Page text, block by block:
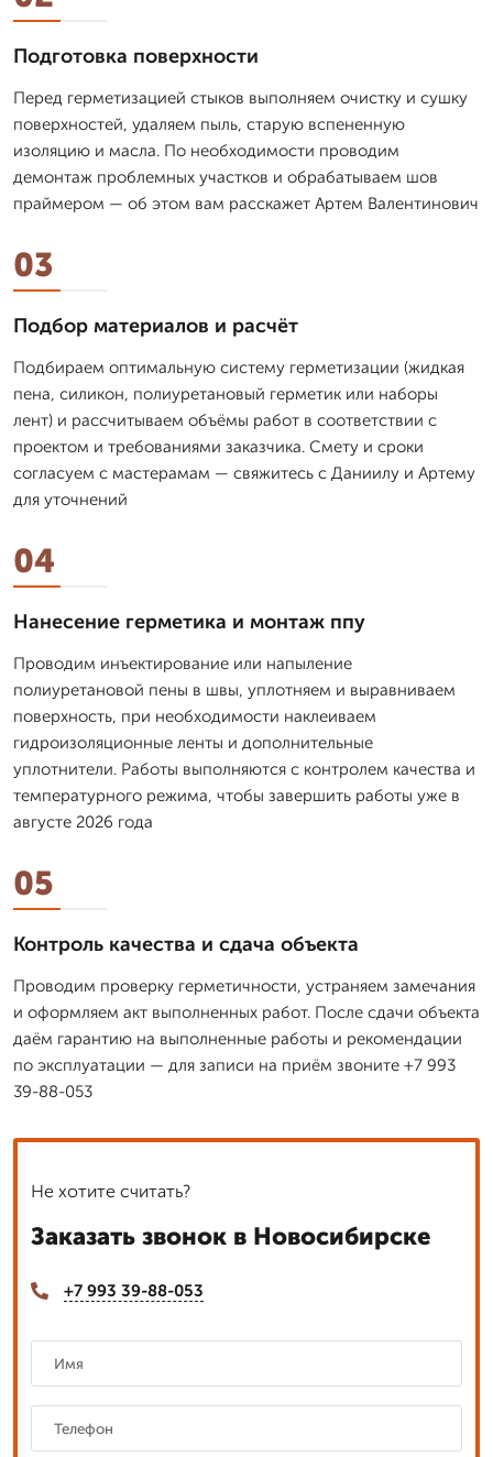
Подготовка поверхности
Перед герметизацией стыков выполняем очистку и сушку
поверхностей, удаляем пыль, старую вспененную
изоляцию и масла. По необходимости проводим
демонтаж проблемных участков и обрабатываем шов
праймером — об этом вам расскажет Артем Валентинович
03
Подбор материалов и расчёт
Подбираем оптимальную систему герметизации (жидкая
пена, силикон, полиуретановый герметик или наборы
лент) и рассчитываем объёмы работ в соответствии с
проектом и требованиями заказчика. Смету и сроки
согласуем с мастерамам — свяжитесь с Даниилу и Артему
для уточнений
04
Нанесение герметика и монтаж ппу
Проводим инъектирование или напыление
полиуретановой пены в швы, уплотняем и выравниваем
поверхность, при необходимости наклеиваем
гидроизоляционные ленты и дополнительные
уплотнители. Работы выполняются с контролем качества и
температурного режима, чтобы завершить работы уже в
августе 2026 года
05
Контроль качества и сдача объекта
Проводим проверку герметичности, устраняем замечания
и оформляем акт выполненных работ. После сдачи объекта
даём гарантию на выполненные работы и рекомендации
по эксплуатации — для записи на приём звоните +7 993
39-88-053
Не хотите считать?
Заказать звонок в Новосибирске
+7 993 39-88-053